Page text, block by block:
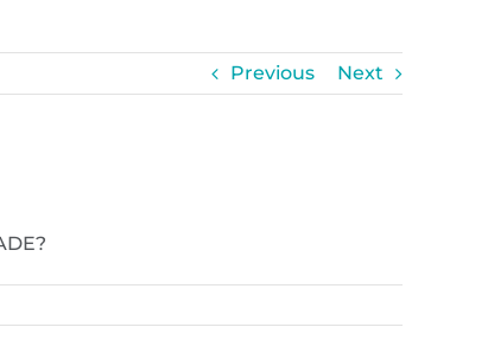
Previous Next